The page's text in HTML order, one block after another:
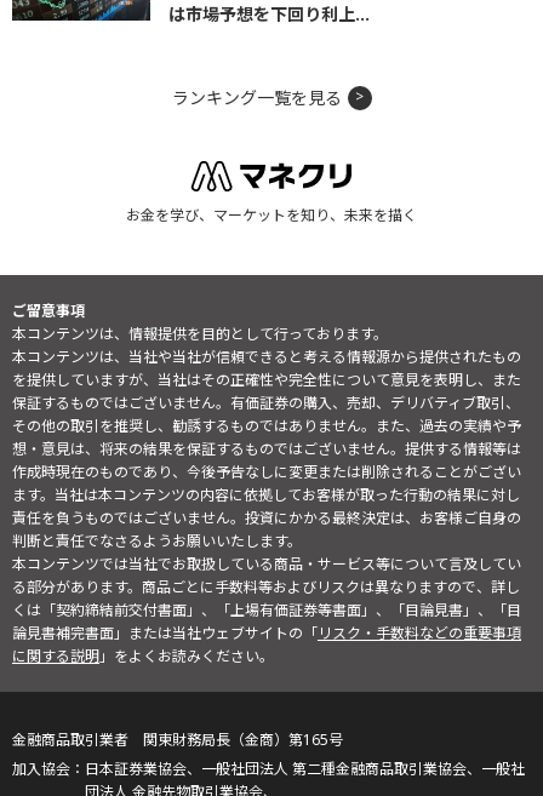
は市場予想を下回り利上...
ランキング一覧を見る
お金を学び、マーケットを知り、未来を描く
ご留意事項
本コンテンツは、情報提供を目的として行っております。
本コンテンツは、当社や当社が信頼できると考える情報源から提供されたもの
を提供していますが、当社はその正確性や完全性について意見を表明し、また
保証するものではございません。有価証券の購入、売却、デリバティブ取引、
その他の取引を推奨し、勧誘するものではありません。また、過去の実績や予
想・意見は、将来の結果を保証するものではございません。提供する情報等は
作成時現在のものであり、今後予告なしに変更または削除されることがござい
ます。当社は本コンテンツの内容に依拠してお客様が取った行動の結果に対し
責任を負うものではございません。投資にかかる最終決定は、お客様ご自身の
判断と責任でなさるようお願いいたします。
本コンテンツでは当社でお取扱している商品・サービス等について言及してい
る部分があります。商品ごとに手数料等およびリスクは異なりますので、詳し
くは「契約締結前交付書面」、「上場有価証券等書面」、「目論見書」、「目
論見書補完書面」または当社ウェブサイトの「リスク・手数料などの重要事項
に関する説明」をよくお読みください。
金融商品取引業者 関東財務局長（金商）第165号
日本証券業協会、一般社団法人 第二種金融商品取引業協会、一般社
団法人 金融先物取引業協会、